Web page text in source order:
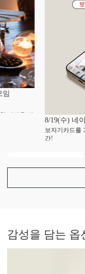
임
시간을 만
8/19(수) 네
보자기카드를
간!
감성을 담는 옵